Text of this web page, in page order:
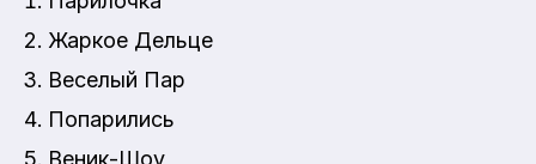
Жаркое Дельце
Веселый Пар
Попарились
Веник-Шоу